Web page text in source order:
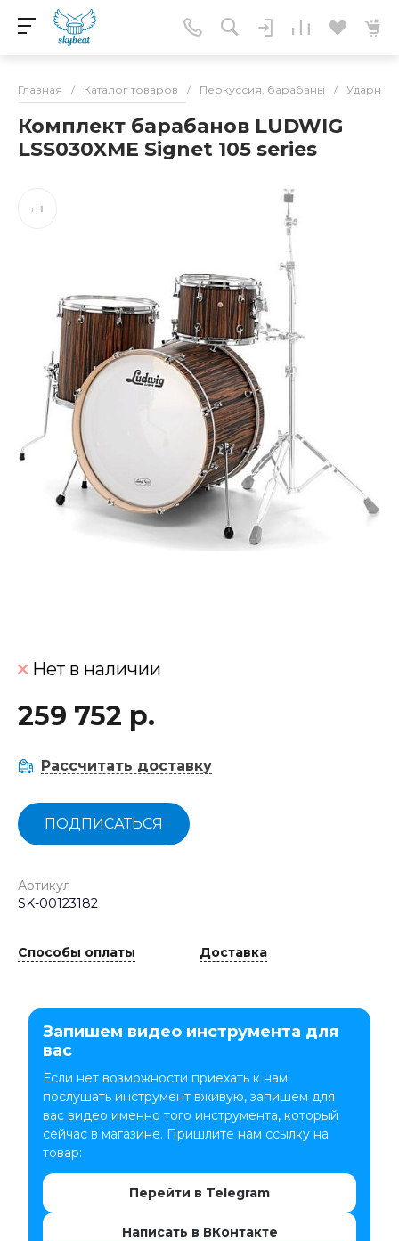
Главная / Каталог товаров / Перкуссия, барабаны / Ударные
Комплект барабанов LUDWIG
LSS030XME Signet 105 series
Нет в наличии
259 752 р.
Рассчитать доставку
ПОДПИСАТЬСЯ
Артикул
SK-00123182
Способы оплаты Доставка
Запишем видео инструмента для
вас
Если нет возможности приехать к нам
послушать инструмент вживую, запишем для
вас видео именно того инструмента, который
сейчас в магазине. Пришлите нам ссылку на
товар:
Перейти в Telegram
Написать в ВКонтакте